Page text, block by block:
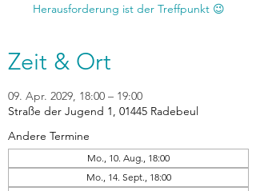
Zeit & Ort
09. Apr. 2029, 18:00 – 19:00
Straße der Jugend 1, 01445 Radebeul
Andere Termine
Mo., 10. Aug., 18:00
Mo., 14. Sept., 18:00